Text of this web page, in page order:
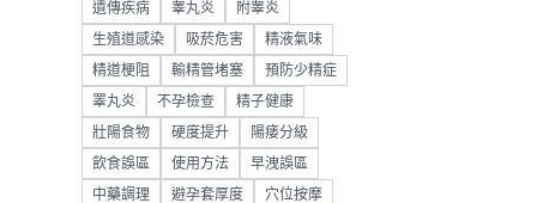
遺傳疾病 睾丸炎 附睾炎
生殖道感染 吸菸危害 精液氣味
精道梗阻 輸精管堵塞 預防少精症
睪丸炎 不孕檢查 精子健康
壯陽食物 硬度提升 陽痿分級
飲食誤區 使用方法 早洩誤區
中藥調理 避孕套厚度 穴位按摩